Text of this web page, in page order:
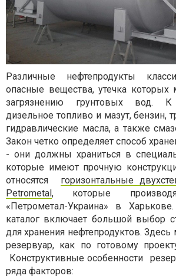
Различные нефтепродукты
опасные вещества, утечка которых
загрязнению грунтовых вод. К
дизельное топливо и мазут, бензин,
гидравлические масла, а также
Закон четко определяет способ
- они должны храниться в
которые имеют прочную
относятся
горизонтальные
Petrometal, которые
«Петрометал-Украина» в
каталог включает большой выбор
для хранения нефтепродуктов.
резервуар, как по готовому
Конструктивные особенности
ряда факторов: